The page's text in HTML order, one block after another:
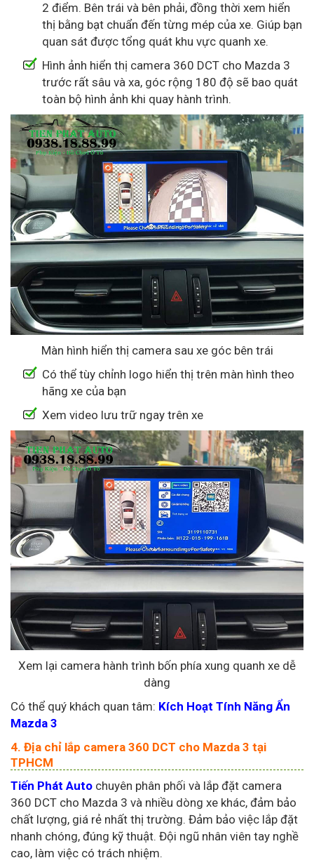
2 điểm. Bên trái và bên phải, đồng thời xem hiển
thị bằng bạt chuẩn đến từng mép của xe. Giúp bạn
quan sát được tổng quát khu vực quanh xe.
Hình ảnh hiển thị camera 360 DCT cho Mazda 3
trước rất sâu và xa, góc rộng 180 độ sẽ bao quát
toàn bộ hình ảnh khi quay hành trình.
Màn hình hiển thị camera sau xe góc bên trái
Có thể tùy chỉnh logo hiển thị trên màn hình theo
hãng xe của bạn
Xem video lưu trữ ngay trên xe
Xem lại camera hành trình bốn phía xung quanh xe dễ
dàng
Có thể quý khách quan tâm: Kích Hoạt Tính Năng Ẩn
Mazda 3
4. Địa chỉ lắp camera 360 DCT cho Mazda 3 tại
TPHCM
Tiến Phát Auto chuyên phân phối và lắp đặt camera
360 DCT cho Mazda 3 và nhiều dòng xe khác, đảm bảo
chất lượng, giá rẻ nhất thị trường. Đảm bảo việc lắp đặt
nhanh chóng, đúng kỹ thuật. Đội ngũ nhân viên tay nghề
cao, làm việc có trách nhiệm.